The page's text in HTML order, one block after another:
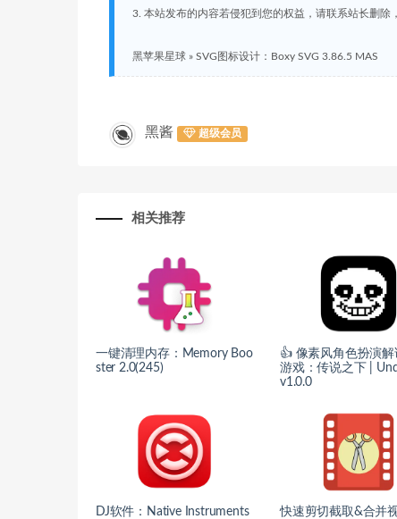
3. 本站发布的内容若侵犯到您的权益，请联系站长删除
黑苹果星球 » SVG图标设计：Boxy SVG 3.86.5 MAS
黑酱 超级会员
相关推荐
一键清理内存：Memory Boo
ster 2.0(245)
👍 像素风角色扮演
游戏：传说之下 |
v1.0.0
DJ软件：Native Instruments
快速剪切截取&合并